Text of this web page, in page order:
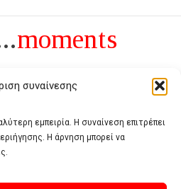
συναίνεσης
εμπειρία. Η συναίνεση επιτρέπει
Η άρνηση μπορεί να
moments
της ανέχειας, είναι το αντίθετο της